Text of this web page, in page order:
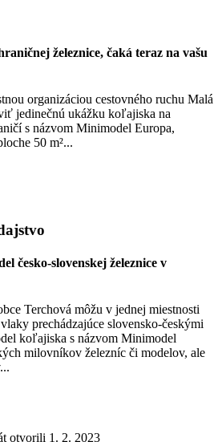
železnice, čaká teraz na vašu
organizáciou cestovného ruchu Malá
jedinečnú ukážku koľajiska na
s názvom Minimodel Europa,
50 m²...
česko-slovenskej železnice v
Terchová môžu v jednej miestnosti
prechádzajúce slovensko-českými
koľajiska s názvom Minimodel
milovníkov železníc či modelov, ale
otvorili 1. 2. 2023